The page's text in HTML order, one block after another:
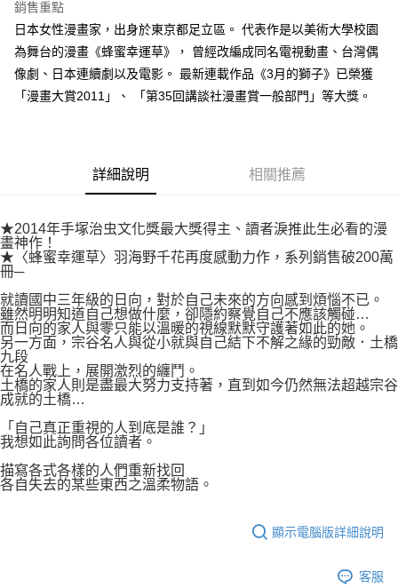
ATM／網路銀行／等多元方式進行付款，方視為交易完成。
※ 請注意：結帳手續完成當下不需立刻繳費，但若您需要取消訂單，請聯絡
購買商品的店家。未經商家同意取消之訂單仍視為有效，需透過AFTEE先享
後付繳納相關費用。
※ 交易是否成功請以「AFTEE先享後付 」之結帳頁面顯示為準，若有關於
是否繳費成功／繳費後需取消欲退款等相關疑問，請聯繫「AFTEE先享後付
易，需依本服務之必要範圍內提供個人資料，並將交易相關給付款項請求債
https://aftee.tw/terms/#terms3
３．未成年的使用者請事先徵得法定代理人或監護人之同意方可使用
「AFTEE先享後付」，若未經同意申辦者引起之損失，本公司不負相關責
任。
時審查核予不同之上限額度；若仍有額度不足之情形，本公司將視審查結果
請求用戶進行身份認證。
５．嚴禁一人註冊多個帳號或使用他人資訊註冊。若發現惡意使用之情形，
恩沛科技股份有限公司將有權停止該用戶之使用額度並採取法律行動。
每筆NT$80，滿NT$500(含以上)免運費
付款後萊爾富取貨
每筆NT$80，滿NT$500(含以上)免運費
付款後7-11取貨
宅配
每筆NT$100，滿NT$800(含以上)免運費
國家/地區配送 查看運費
銷售重點
日本女性漫畫家，出身於東京都足立區。 代表作是以美術大學校園
為舞台的漫畫《蜂蜜幸運草》， 曾經改編成同名電視動畫、台灣偶
像劇、日本連續劇以及電影。 最新連載作品《3月的獅子》已榮獲
「漫畫大賞2011」、 「第35回講談社漫畫賞一般部門」等大獎。
詳細說明 相關推薦
★2014年手塚治虫文化獎最大獎得主、讀者淚推此生必看的漫
畫神作！
★〈蜂蜜幸運草〉羽海野千花再度感動力作，系列銷售破200萬
冊─
就讀國中三年級的日向，對於自己未來的方向感到煩惱不已。
雖然明明知道自己想做什麼，卻隱約察覺自己不應該觸碰…
而日向的家人與零只能以溫暖的視線默默守護著如此的她。
另一方面，宗谷名人與從小就與自己結下不解之緣的勁敵．土橋
九段
在名人戰上，展開激烈的纏鬥。
土橋的家人則是盡最大努力支持著，直到如今仍然無法超越宗谷
成就的土橋…
「自己真正重視的人到底是誰？」
我想如此詢問各位讀者。
描寫各式各樣的人們重新找回
各自失去的某些東西之溫柔物語。
顯示電腦版詳細說明
客服